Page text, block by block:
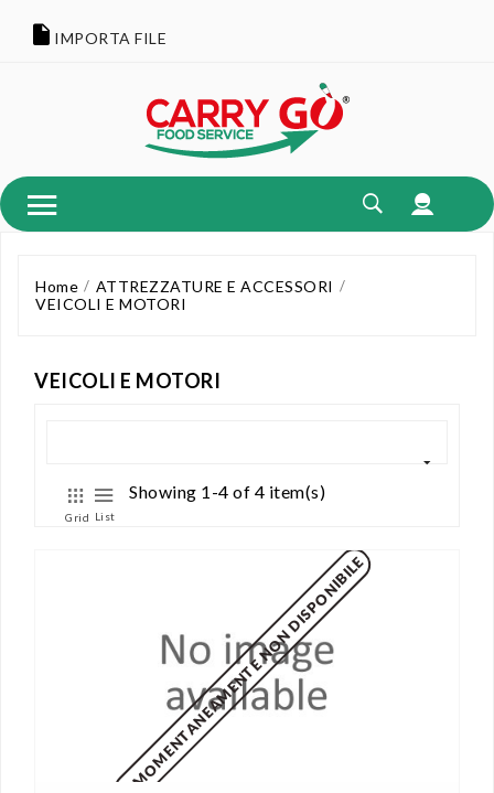
IMPORTA FILE
Home
ATTREZZATURE E ACCESSORI
VEICOLI E MOTORI
VEICOLI E MOTORI
Grid List
Showing 1-4 of 4 item(s)
MOMENTANEAMENTE NON DISPONIBILE